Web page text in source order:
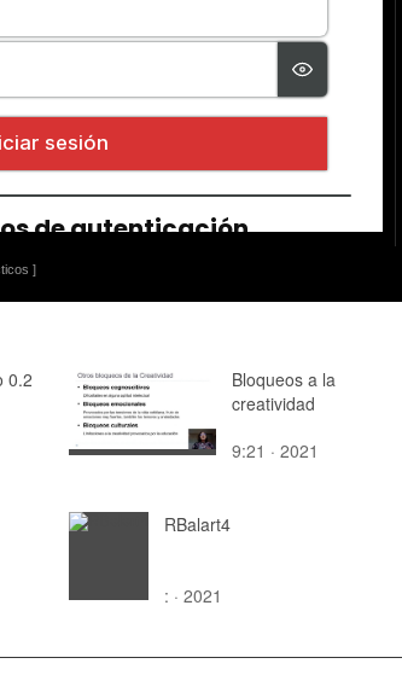
]
0.2
Bloqueos a la
creatividad
9:21 · 2021
RBalart4
: · 2021